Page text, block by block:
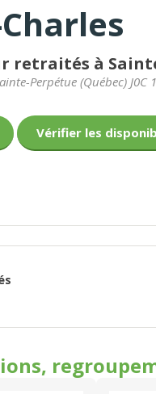
retraités à
Perpétue (Québec) J0C
Vérifier les